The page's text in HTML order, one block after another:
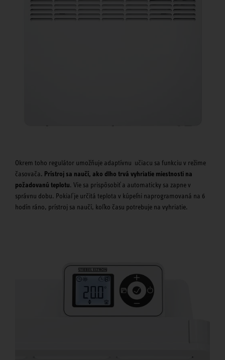
Okrem toho regulátor umožňuje adaptívnu učiacu sa funkciu v režime
časovača. Prístroj sa naučí, ako dlho trvá vyhriatie miestnosti na
požadovanú teplotu. Vie sa prispôsobiť a automaticky sa zapne v
správnu dobu. Pokiaľ je určitá teplota v kúpeľni naprogramovaná na 6
hodín ráno, prístroj sa naučí, koľko času potrebuje na vyhriatie.